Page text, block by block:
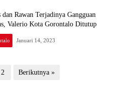
dan Rawan Terjadinya Gangguan
Valerio Kota Gorontalo Ditutup
Januari 14, 2023
2 Berikutnya »